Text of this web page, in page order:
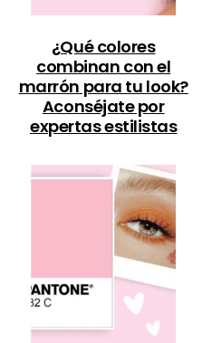
¿Qué colores
combinan con el
marrón para tu look?
Aconséjate por
expertas estilistas